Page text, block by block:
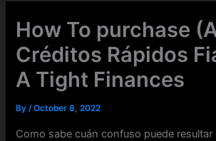
How To purchase
Créditos Rápidos
A Tight Finances
By/October 8, 2022
Como sabe cuán confuso puede resultar